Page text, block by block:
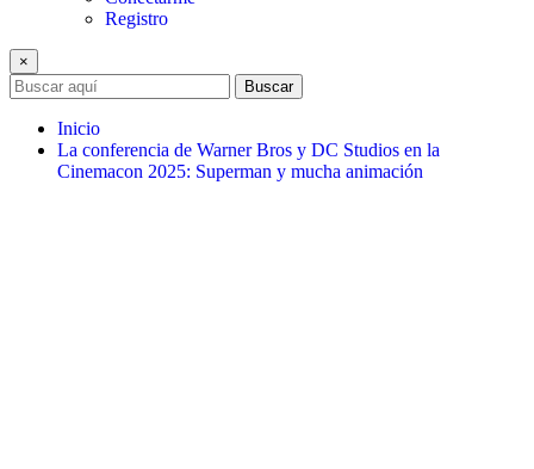
Registro
×
Buscar
Inicio
La conferencia de Warner Bros y DC Studios en la
Cinemacon 2025: Superman y mucha animación